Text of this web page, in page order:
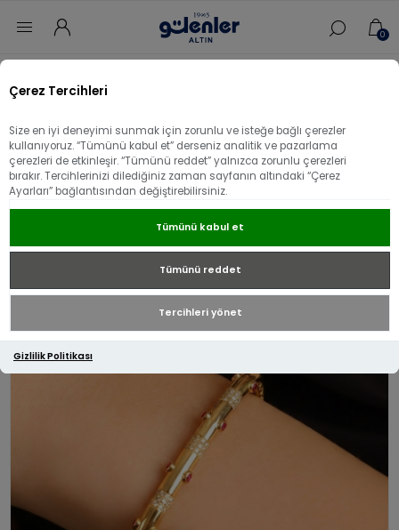
Çerez Tercihleri
Size en iyi deneyimi sunmak için zorunlu ve isteğe bağlı çerezler
kullanıyoruz. “Tümünü kabul et” derseniz analitik ve pazarlama
çerezleri de etkinleşir. “Tümünü reddet” yalnızca zorunlu çerezleri
bırakır. Tercihlerinizi dilediğiniz zaman sayfanın altındaki “Çerez
Ayarları” bağlantısından değiştirebilirsiniz.
Tümünü kabul et
Tümünü reddet
Tercihleri yönet
Gizlilik Politikası
0
14 Ayar Altın Kırmızı Taşlı İtalyan kelepçe
14 Ayar Altın Kırmızı Taşlı İtalyan kelepçe